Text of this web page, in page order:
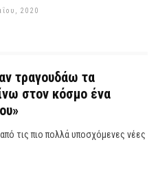
2020
τραγουδάω τα
στον κόσμο ένα
τις πιο πολλά υποσχόμενες νέες